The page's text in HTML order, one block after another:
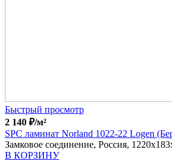
Быстрый просмотр
2 140 ₽/м²
SPC ламинат Norland 1022-22 Logen
Замковое соединение, Россия,
В КОРЗИНУ